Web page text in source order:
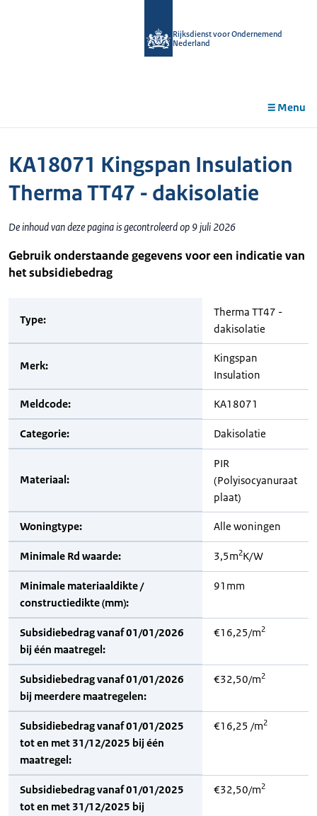
Rijksdienst voor Ondernemend
Nederland
Menu
KA18071 Kingspan Insulation
Therma TT47 - dakisolatie
De inhoud van deze pagina is gecontroleerd op 9 juli 2026
Gebruik onderstaande gegevens voor een indicatie van
het subsidiebedrag
Type:
Therma TT47 -
dakisolatie
Merk:
Kingspan
Insulation
Meldcode: KA18071
Categorie: Dakisolatie
Materiaal:
PIR
(Polyisocyanuraat
plaat)
Woningtype: Alle woningen
Minimale Rd waarde: 3,5m2K/W
Minimale materiaaldikte /
constructiedikte (mm):
91mm
Subsidiebedrag vanaf 01/01/2026
bij één maatregel:
€16,25/m2
Subsidiebedrag vanaf 01/01/2026
bij meerdere maatregelen:
€32,50/m2
Subsidiebedrag vanaf 01/01/2025
tot en met 31/12/2025 bij één
maatregel:
€16,25 /m2
Subsidiebedrag vanaf 01/01/2025
tot en met 31/12/2025 bij
€32,50/m2